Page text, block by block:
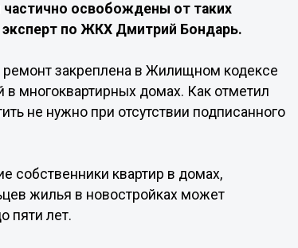
освобождены от таких
эксперт по ЖКХ Дмитрий Бондарь.
ремонт закреплена в Жилищном кодексе
многоквартирных домах. Как отметил
не нужно при отсутствии подписанного
собственники квартир в домах,
жилья в новостройках может
пяти лет.